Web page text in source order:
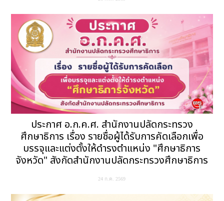
ประกาศ อ.ก.ค.ศ. สำนักงานปลัดกระทรวง
ศึกษาธิการ เรื่อง รายชื่อผู้ได้รับการคัดเลือกเพื่อ
บรรจุและแต่งตั้งให้ดำรงตำแหน่ง "ศึกษาธิการ
จังหวัด" สังกัดสำนักงานปลัดกระทรวงศึกษาธิการ
24 ก.ค. 2569